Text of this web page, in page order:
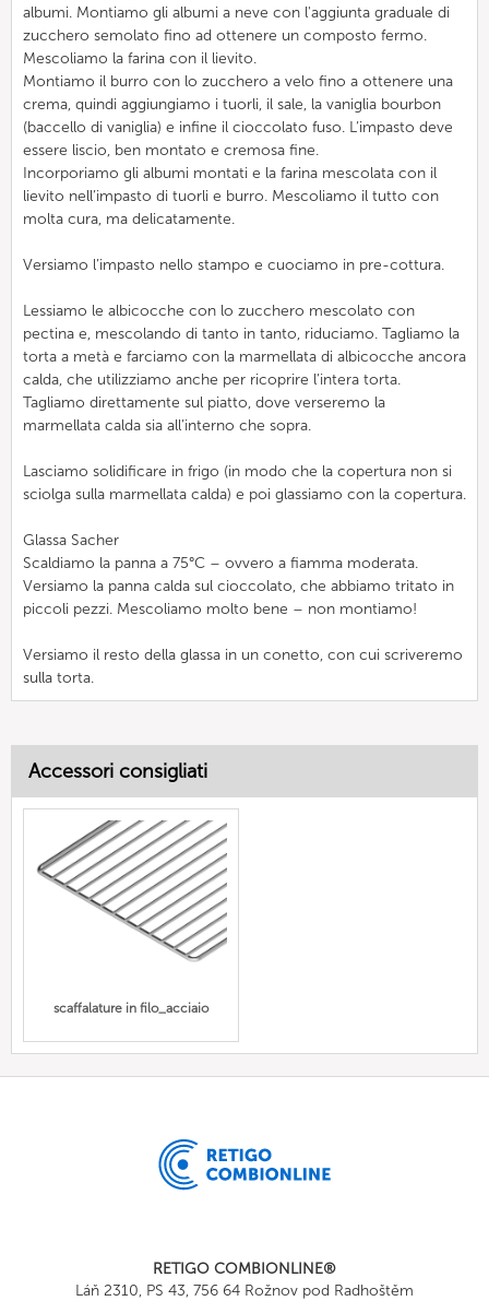
albumi. Montiamo gli albumi a neve con l'aggiunta graduale di
zucchero semolato fino ad ottenere un composto fermo.
Mescoliamo la farina con il lievito.
Montiamo il burro con lo zucchero a velo fino a ottenere una
crema, quindi aggiungiamo i tuorli, il sale, la vaniglia bourbon
(baccello di vaniglia) e infine il cioccolato fuso. L’impasto deve
essere liscio, ben montato e cremosa fine.
Incorporiamo gli albumi montati e la farina mescolata con il
lievito nell’impasto di tuorli e burro. Mescoliamo il tutto con
molta cura, ma delicatamente.
Versiamo l’impasto nello stampo e cuociamo in pre-cottura.
Lessiamo le albicocche con lo zucchero mescolato con
pectina e, mescolando di tanto in tanto, riduciamo. Tagliamo la
torta a metà e farciamo con la marmellata di albicocche ancora
calda, che utilizziamo anche per ricoprire l’intera torta.
Tagliamo direttamente sul piatto, dove verseremo la
marmellata calda sia all’interno che sopra.
Lasciamo solidificare in frigo (in modo che la copertura non si
sciolga sulla marmellata calda) e poi glassiamo con la copertura.
Glassa Sacher
Scaldiamo la panna a 75°C – ovvero a fiamma moderata.
Versiamo la panna calda sul cioccolato, che abbiamo tritato in
piccoli pezzi. Mescoliamo molto bene – non montiamo!
Versiamo il resto della glassa in un conetto, con cui scriveremo
sulla torta.
Accessori consigliati
scaffalature in filo_acciaio
RETIGO COMBIONLINE®
Láň 2310, PS 43, 756 64 Rožnov pod Radhoštěm